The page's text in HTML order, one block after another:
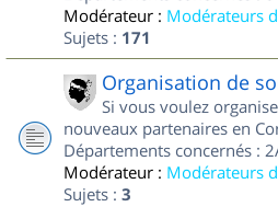
Modérateur : Modérateurs
Sujets : 171
Organisation de
Si vous voulez
nouveaux partenaires en
Départements concernés :
Modérateur : Modérateurs
Sujets : 3